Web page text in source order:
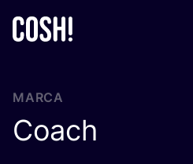
MARCA
Coach